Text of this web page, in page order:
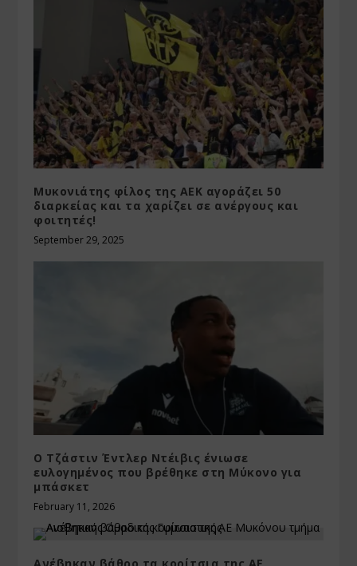
Μυκονιάτης φίλος της ΑΕΚ αγοράζει 50
διαρκείας και τα χαρίζει σε ανέργους και
φοιτητές!
September 29, 2025
Ο Τζάστιν Έντλερ Ντέιβις ένιωσε
ευλογημένος που βρέθηκε στη Μύκονο για
μπάσκετ
February 11, 2026